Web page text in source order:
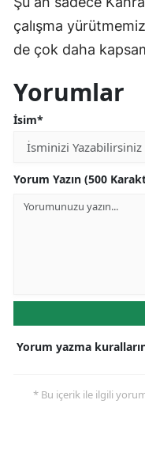
çalışma
de çok daha
Yorumlar
İsim*
Yorum Yazın (500
Yorum yazma
* Bu içerik ile ilgili